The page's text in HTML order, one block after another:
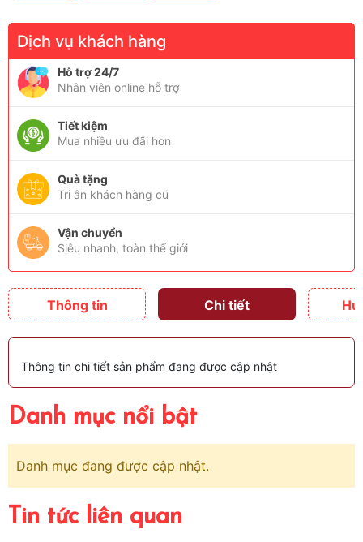
Dịch vụ khách hàng
Hỗ trợ 24/7
Nhân viên online hỗ trợ
Tiết kiệm
Mua nhiều ưu đãi hơn
Quà tặng
Tri ân khách hàng cũ
Vận chuyển
Siêu nhanh, toàn thế giới
Thông tin Chi tiết
Thông tin chi tiết sản phẩm đang được cập nhật
Danh mục nổi bật
Danh mục đang được cập nhật.
Tin tức liên quan